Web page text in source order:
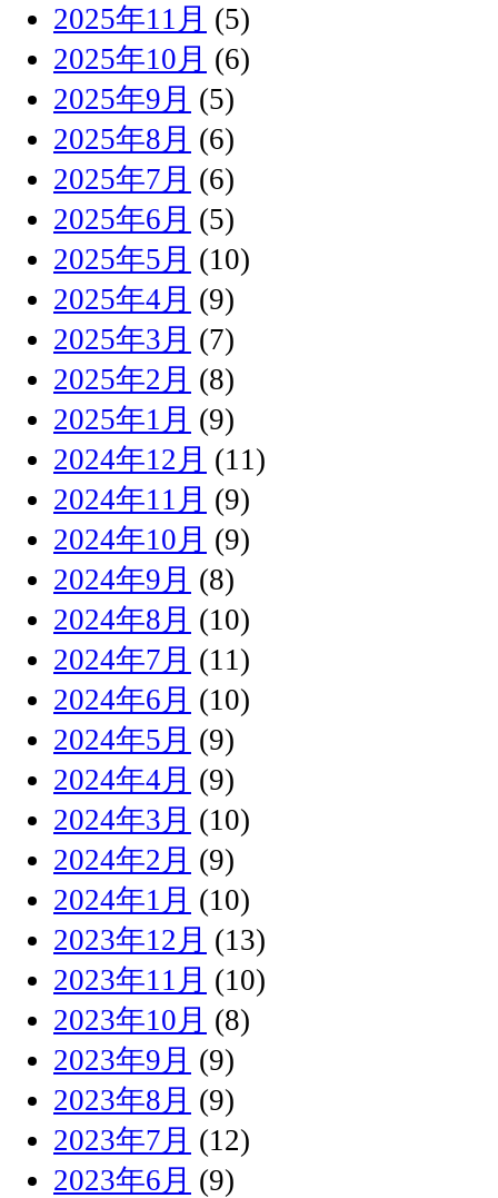
2025年11月 (5)
2025年10月 (6)
2025年9月 (5)
2025年8月 (6)
2025年7月 (6)
2025年6月 (5)
2025年5月 (10)
2025年4月 (9)
2025年3月 (7)
2025年2月 (8)
2025年1月 (9)
2024年12月 (11)
2024年11月 (9)
2024年10月 (9)
2024年9月 (8)
2024年8月 (10)
2024年7月 (11)
2024年6月 (10)
2024年5月 (9)
2024年4月 (9)
2024年3月 (10)
2024年2月 (9)
2024年1月 (10)
2023年12月 (13)
2023年11月 (10)
2023年10月 (8)
2023年9月 (9)
2023年8月 (9)
2023年7月 (12)
2023年6月 (9)